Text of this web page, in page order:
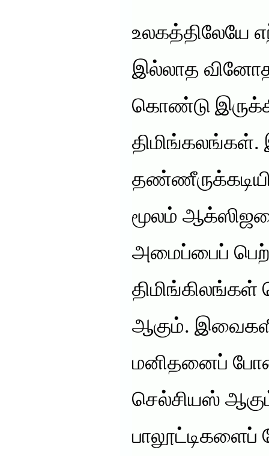
உலகத்திலேயே
இல்லாத
கொண்டு
மூலம்
அமைப்பைப்
திமிங்கிலங்கள்
ஆகும்.
மனிதனைப்
செல்சியஸ்